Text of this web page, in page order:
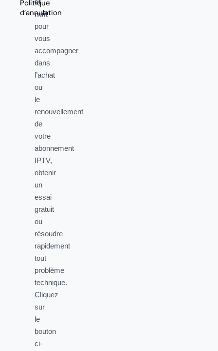
Politique
d’annulation
et
nuit
pour
vous
accompagner
dans
l’achat
ou
le
renouvellement
de
votre
abonnement
IPTV,
obtenir
un
essai
gratuit
ou
résoudre
rapidement
tout
problème
technique.
Cliquez
sur
le
bouton
ci-